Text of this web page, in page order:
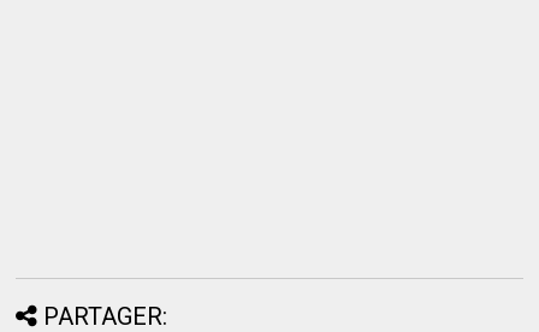
PARTAGER: